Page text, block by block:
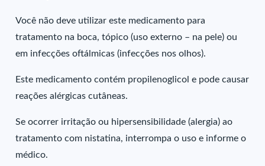
Você não deve utilizar este medicamento para
tratamento na boca, tópico (uso externo – na pele) ou
em infecções oftálmicas (infecções nos olhos).
Este medicamento contém propilenoglicol e pode causar
reações alérgicas cutâneas.
Se ocorrer irritação ou hipersensibilidade (alergia) ao
tratamento com nistatina, interrompa o uso e informe o
médico.